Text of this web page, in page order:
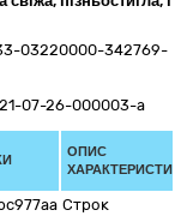
03220000-342769-
07-26-000003-a
ОПИС
Строк